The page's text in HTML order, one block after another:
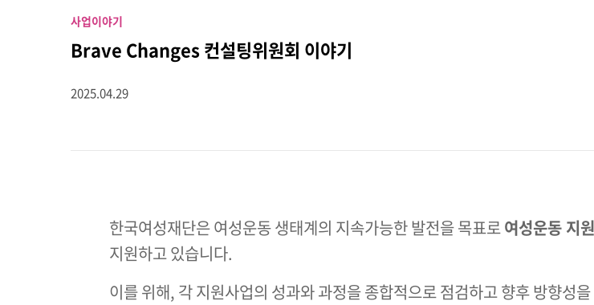
사업이야기
Brave Changes 컨설팅위원회 이야기
2025.04.29
한국여성재단은 여성운동 생태계의 지속가능한 발전을 목표로여성운동 지
지원하고 있습니다.
이를 위해, 각 지원사업의 성과와 과정을 종합적으로 점검하고 향후 방향성